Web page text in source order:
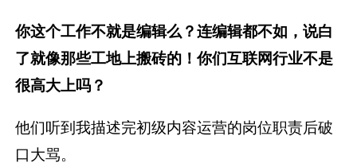
你这个工作不就是编辑么？连编辑都不如，说白
了就像那些工地上搬砖的！你们互联网行业不是
很高大上吗？
他们听到我描述完初级内容运营的岗位职责后破
口大骂。